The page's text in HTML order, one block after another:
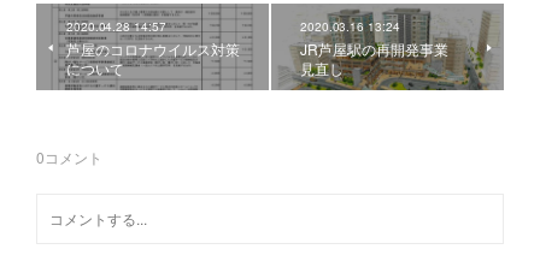
2020.04.28 14:57
芦屋のコロナウイルス対策
について
2020.03.16 13:24
JR芦屋駅の再開発事業
見直し
0コメント